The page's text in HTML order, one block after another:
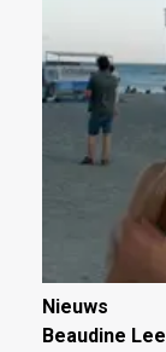
Nieuws
Beaudine